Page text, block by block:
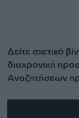
Δείτε σχετικό
διαχρονική
Αναζητήσεων